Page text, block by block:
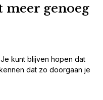
meer genoeg
kunt blijven hopen dat
dat zo doorgaan je